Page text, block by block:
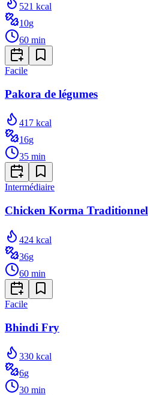
521 kcal
10g
60 min
Facile
Pakora de légumes
417 kcal
16g
35 min
Intermédiaire
Chicken Korma Traditionnel
424 kcal
36g
60 min
Facile
Bhindi Fry
330 kcal
6g
30 min